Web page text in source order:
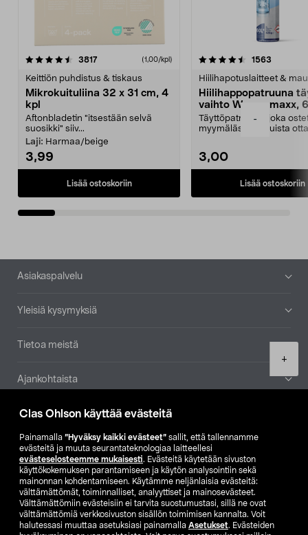
Clas Ohlson käyttää evästeitä
Painamalla ”Hyväksy kaikki evästeet” sallit, että tallennamme
evästeitä ja muuta seurantateknologiaa laitteellesi
evästeselosteemme mukaisesti. Evästeitä käytetään sivuston
käyttökokemuksen parantamiseen ja käytön analysointiin sekä
mainonnan kohdentamiseen. Käytämme neljänlaisia evästeitä:
välttämättömät, toiminnalliset, analyyttiset ja mainosevästeet.
Välttämättömiin evästeisiin ei tarvita suostumustasi, sillä ne ovat
välttämättömiä verkkosivuston sisällön toimimisen kannalta. Voit
halutessasi muuttaa asetuksiasi painamalla Asetukset. Evästeiden
-
+
3817arvostelut (1,00/kpl)
Keittiön puhdistus & tiskaus
Mikrokuituliina 32 x 31 cm, 4
kpl
Aftonbladetin "itsestään selvä
suosikki" siiv...
Laji: Harmaa/beige
3,99
Lisää ostoskoriin
4.5viidestä
1563
Hiilihapotuslaitteet &
Hiilihappopatruuna
vaihto Wassermaxx,
Täyttöpatruuna, joka
myymälästä – muista
3,00
Lisää ostoskoriin
4.5viidestä
Alatunniste
Asiakaspalvelu
Yleisiä kysymyksiä
Tietoa meistä
Ajankohtaista
Muut yrityksemme
Etsi myymälä
SE NO FI
FI SV